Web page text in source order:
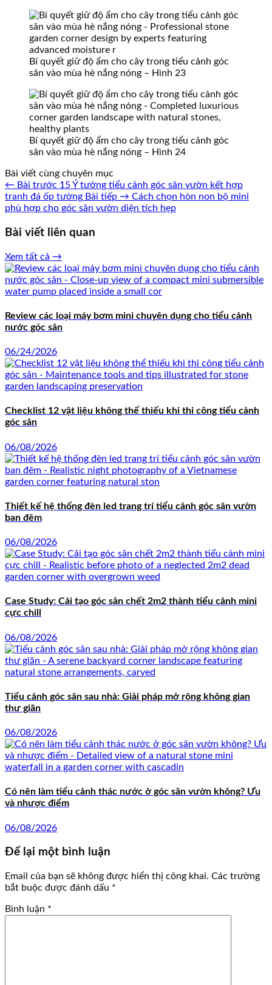
Bí quyết giữ độ ẩm cho cây trong tiểu cảnh góc
sân vào mùa hè nắng nóng – Hình 23
Bí quyết giữ độ ẩm cho cây trong tiểu cảnh góc
sân vào mùa hè nắng nóng – Hình 24
Bài viết cùng chuyên mục
← Bài trước 15 Ý tưởng tiểu cảnh góc sân vườn kết hợp
tranh đá ốp tường Bài tiếp → Cách chọn hòn non bộ mini
phù hợp cho góc sân vườn diện tích hẹp
Bài viết liên quan
Xem tất cả →
Review các loại máy bơm mini chuyên dụng cho tiểu cảnh
nước góc sân
06/24/2026
Checklist 12 vật liệu không thể thiếu khi thi công tiểu cảnh
góc sân
06/08/2026
Thiết kế hệ thống đèn led trang trí tiểu cảnh góc sân vườn
ban đêm
06/08/2026
Case Study: Cải tạo góc sân chết 2m2 thành tiểu cảnh mini
cực chill
06/08/2026
Tiểu cảnh góc sân sau nhà: Giải pháp mở rộng không gian
thư giãn
06/08/2026
Có nên làm tiểu cảnh thác nước ở góc sân vườn không? Ưu
và nhược điểm
06/08/2026
Để lại một bình luận
Email của bạn sẽ không được hiển thị công khai. Các trường
bắt buộc được đánh dấu *
Bình luận *